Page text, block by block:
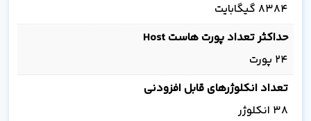
8384 گیگابایت
حداکثر تعداد پورت هاست Host
24 پورت
تعداد انکلوژرهای قابل افزودنی
38 انکلوژر